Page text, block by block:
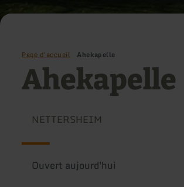
Page d'accueil Ahekapelle
Ahekapelle
NETTERSHEIM
Ouvert aujourd'hui